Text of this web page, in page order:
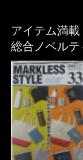
アイテム満載
総合ノベル